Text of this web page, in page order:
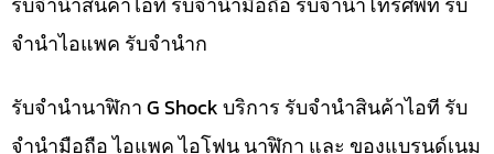
จำนำไอแพค รับจำนำก
รับจำนำนาฬิกา G Shock บริการ รับจำนำสินค้าไอที รับ
จำนำมือถือ ไอแพค ไอโฟน นาฬิกา และ ของแบรนด์เนม